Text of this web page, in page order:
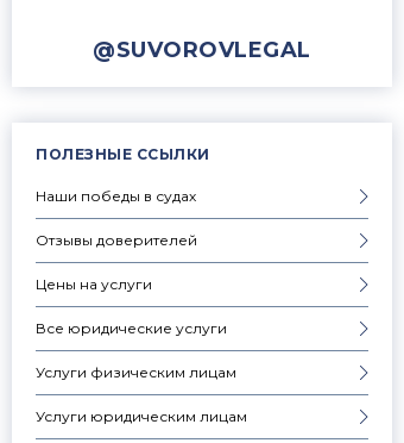
@SUVOROVLEGAL
ПОЛЕЗНЫЕ ССЫЛКИ
Наши победы в судах
Отзывы доверителей
Цены на услуги
Все юридические услуги
Услуги физическим лицам
Услуги юридическим лицам